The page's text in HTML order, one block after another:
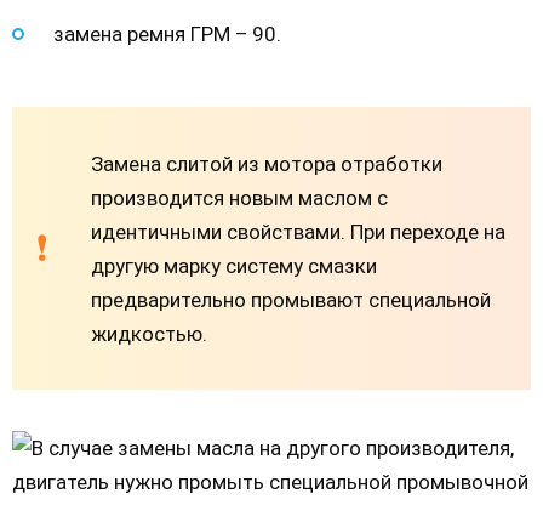
замена ремня ГРМ – 90.
Замена слитой из мотора отработки
производится новым маслом с
идентичными свойствами. При переходе на
другую марку систему смазки
предварительно промывают специальной
жидкостью.